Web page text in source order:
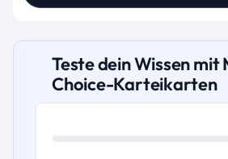
Teste dein Wissen mit
Choice-Karteikarten